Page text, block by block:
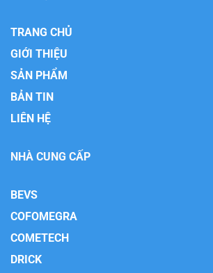
TRANG CHỦ
GIỚI THIỆU
SẢN PHẨM
BẢN TIN
LIÊN HỆ
NHÀ CUNG CẤP
BEVS
COFOMEGRA
COMETECH
DRICK